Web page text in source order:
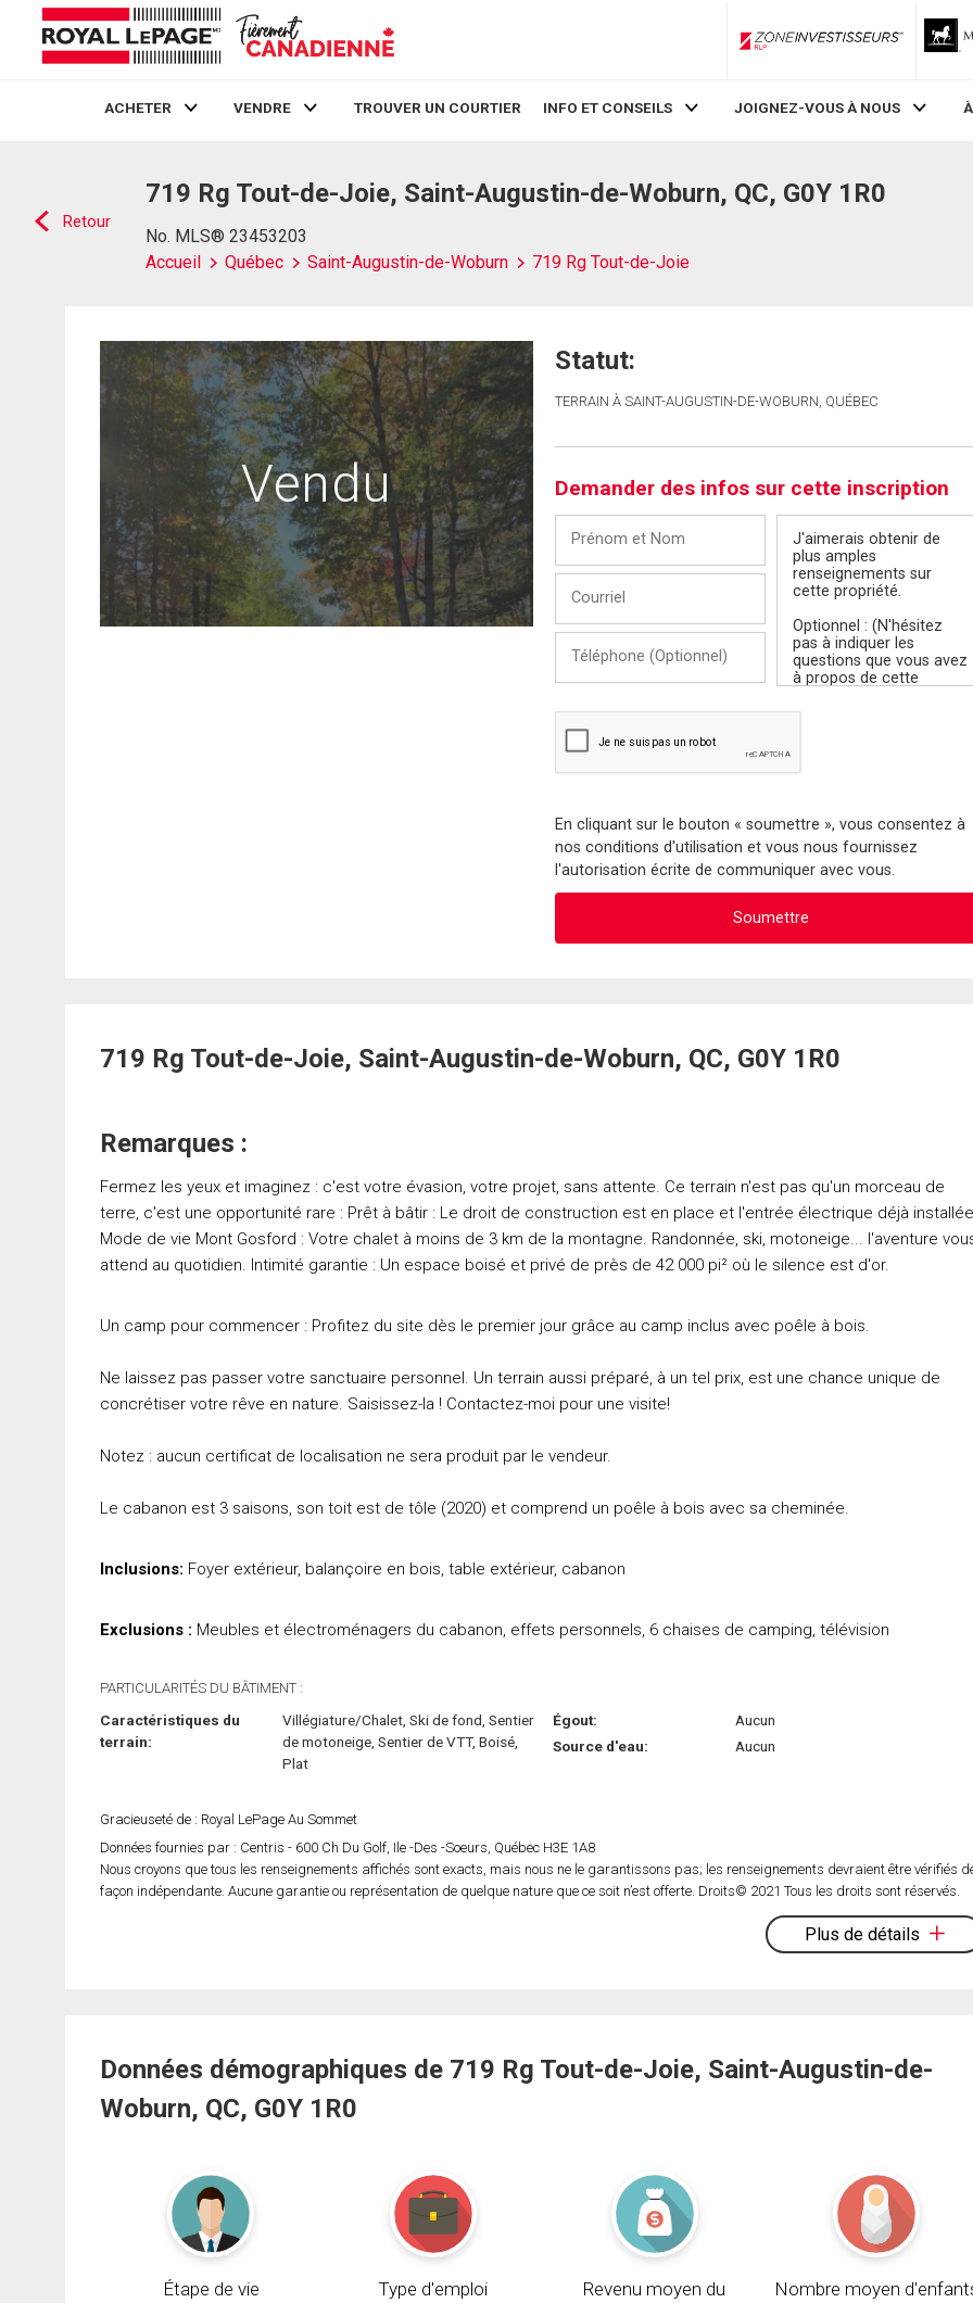
ZoneInvestisseurs RLP
ACHETER VENDRE TROUVER UN COURTIER INFO ET CONSEILS JOIGNEZ-VOUS À NOUS
Retour
719 Rg Tout-de-Joie, Saint-Augustin-de-Woburn, QC, G0Y 1R0
No. MLS® 23453203
Accueil
Québec Saint-Augustin-de-Woburn 719 Rg Tout-de-Joie
Vendu
Statut:
TERRAIN À SAINT-AUGUSTIN-DE-WOBURN, QUÉBEC
Demander des infos sur cette inscription
Nom
(Optionnel)
En cliquant sur le bouton « soumettre », vous consentez à
nos conditions d'utilisation et vous nous fournissez
l'autorisation écrite de communiquer avec vous.
719 Rg Tout-de-Joie, Saint-Augustin-de-Woburn, QC, G0Y 1R0
Remarques :
Fermez les yeux et imaginez : c'est votre évasion, votre projet, sans attente. Ce terrain n'est pas qu'un morceau de
terre, c'est une opportunité rare : Prêt à bâtir : Le droit de construction est en place et l'entrée électrique déjà
Mode de vie Mont Gosford : Votre chalet à moins de 3 km de la montagne. Randonnée, ski, motoneige... l'aventure
attend au quotidien. Intimité garantie : Un espace boisé et privé de près de 42 000 pi² où le silence est d'or.
Un camp pour commencer : Profitez du site dès le premier jour grâce au camp inclus avec poêle à bois.
Ne laissez pas passer votre sanctuaire personnel. Un terrain aussi préparé, à un tel prix, est une chance unique de
concrétiser votre rêve en nature. Saisissez-la ! Contactez-moi pour une visite!
Notez : aucun certificat de localisation ne sera produit par le vendeur.
Le cabanon est 3 saisons, son toit est de tôle (2020) et comprend un poêle à bois avec sa cheminée.
Inclusions: Foyer extérieur, balançoire en bois, table extérieur, cabanon
Exclusions : Meubles et électroménagers du cabanon, effets personnels, 6 chaises de camping, télévision
PARTICULARITÉS DU BÂTIMENT :
Caractéristiques du
terrain:
Villégiature/Chalet, Ski de fond, Sentier
de motoneige, Sentier de VTT, Boisé,
Plat
Égout:
Aucun
Source d'eau:
Aucun
Gracieuseté de : Royal LePage Au Sommet
Données fournies par : Centris - 600 Ch Du Golf, Ile -Des -Soeurs, Québec H3E 1A8
Nous croyons que tous les renseignements affichés sont exacts, mais nous ne le garantissons pas; les renseignements devraient être vérifiés
façon indépendante. Aucune garantie ou représentation de quelque nature que ce soit n’est offerte. Droits© 2021 Tous les droits sont réservés.
Plus de détails
Données démographiques de 719 Rg Tout-de-Joie, Saint-Augustin-de-
Woburn, QC, G0Y 1R0
Étape de vie Type d'emploi
Revenu moyen du
Nombre moyen